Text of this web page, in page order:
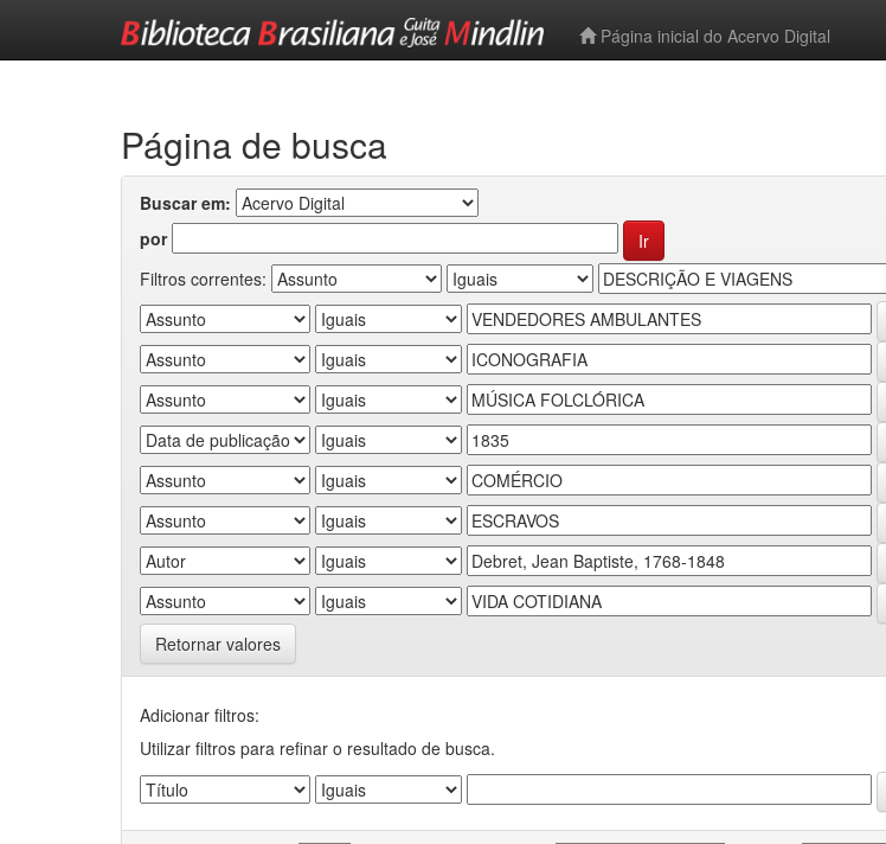
Página inicial do Acervo Digital
Página de busca
Buscar em:
por
Filtros correntes:
Retornar valores
Adicionar filtros:
Utilizar filtros para refinar o resultado de busca.